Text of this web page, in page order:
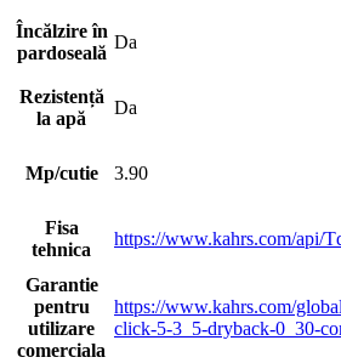
Încălzire în
pardoseală
Da
Rezistență
la apă
Da
Mp/cutie 3.90
Fisa
tehnica
https://www.kahrs.com/api/
Garantie
pentru
utilizare
comerciala
https://www.kahrs.com/
click-5-3_5-dryback-0_30-